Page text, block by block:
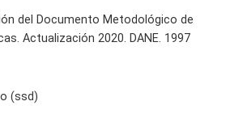
del Documento Metodológico de
Actualización 2020. DANE. 1997
(ssd)